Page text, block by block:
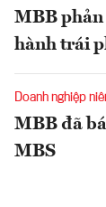
MBB phản
hành trái
Doanh nghiệp
MBB đã
MBS